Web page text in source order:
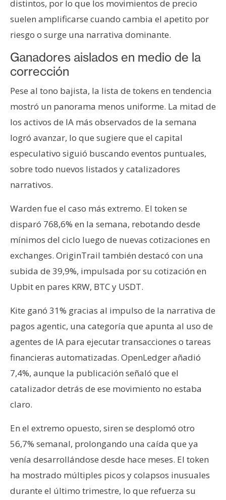
distintos, por lo que los movimientos de precio
suelen amplificarse cuando cambia el apetito por
riesgo o surge una narrativa dominante.
Ganadores aislados en medio de la
corrección
Pese al tono bajista, la lista de tokens en tendencia
mostró un panorama menos uniforme. La mitad de
los activos de IA más observados de la semana
logró avanzar, lo que sugiere que el capital
especulativo siguió buscando eventos puntuales,
sobre todo nuevos listados y catalizadores
narrativos.
Warden fue el caso más extremo. El token se
disparó 768,6% en la semana, rebotando desde
mínimos del ciclo luego de nuevas cotizaciones en
exchanges. OriginTrail también destacó con una
subida de 39,9%, impulsada por su cotización en
Upbit en pares KRW, BTC y USDT.
Kite ganó 31% gracias al impulso de la narrativa de
pagos agentic, una categoría que apunta al uso de
agentes de IA para ejecutar transacciones o tareas
financieras automatizadas. OpenLedger añadió
7,4%, aunque la publicación señaló que el
catalizador detrás de ese movimiento no estaba
claro.
En el extremo opuesto, siren se desplomó otro
56,7% semanal, prolongando una caída que ya
venía desarrollándose desde hace meses. El token
ha mostrado múltiples picos y colapsos inusuales
durante el último trimestre, lo que refuerza su